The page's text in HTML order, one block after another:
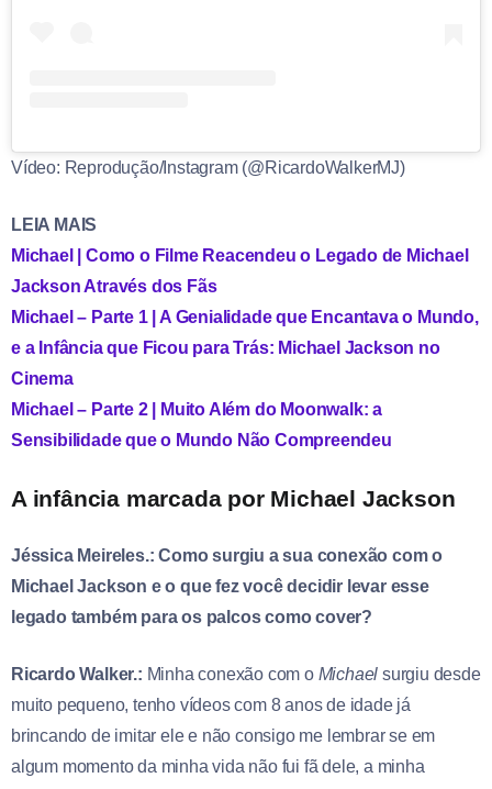
Vídeo: Reprodução/Instagram (@RicardoWalkerMJ)
LEIA MAIS
Michael | Como o Filme Reacendeu o Legado de Michael
Jackson Através dos Fãs
Michael – Parte 1 | A Genialidade que Encantava o Mundo,
e a Infância que Ficou para Trás: Michael Jackson no
Cinema
Michael – Parte 2 | Muito Além do Moonwalk: a
Sensibilidade que o Mundo Não Compreendeu
A infância marcada por Michael Jackson
Jéssica Meireles.: Como surgiu a sua conexão com o
Michael Jackson e o que fez você decidir levar esse
legado também para os palcos como cover?
Ricardo Walker.: Minha conexão com o Michael surgiu desde
muito pequeno, tenho vídeos com 8 anos de idade já
brincando de imitar ele e não consigo me lembrar se em
algum momento da minha vida não fui fã dele, a minha